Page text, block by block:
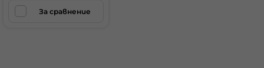
За сравнение